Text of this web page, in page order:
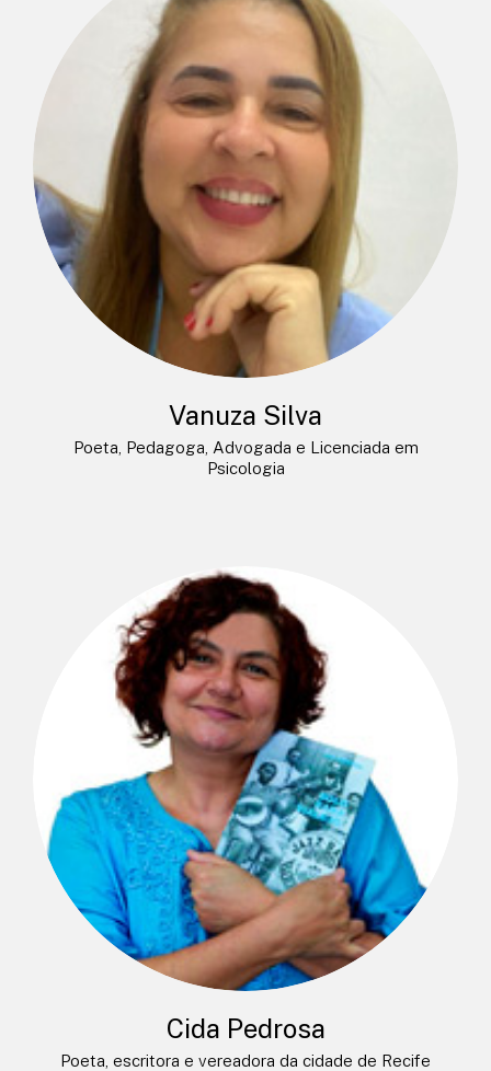
Vanuza Silva
Poeta, Pedagoga, Advogada e Licenciada em
Psicologia
Cida Pedrosa
Poeta, escritora e vereadora da cidade de Recife